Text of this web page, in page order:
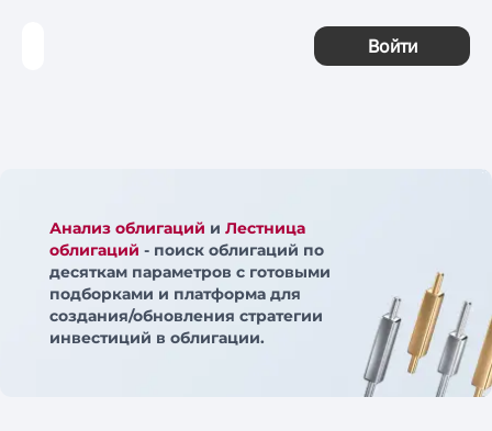
Войти
Анализ облигаций и Лестница
облигаций - поиск облигаций по
десяткам параметров с готовыми
подборками и платформа для
создания/обновления стратегии
инвестиций в облигации.